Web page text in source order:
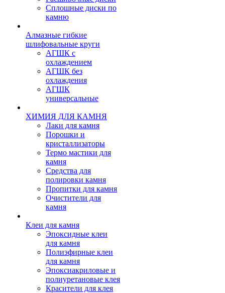
Сплошные диски по
камню
Алмазные гибкие
шлифовальные круги
АГШК с
охлаждением
АГШК без
охлаждения
АГШК
универсальные
ХИМИЯ ДЛЯ КАМНЯ
Лаки для камня
Порошки и
кристаллизаторы
Термо мастики для
камня
Средства для
полировки камня
Пропитки для камня
Очистители для
камня
Клеи для камня
Эпоксидные клеи
для камня
Полиэфирные клеи
для камня
Эпоксиакриловые и
полиуретановые клея
Красители для клея